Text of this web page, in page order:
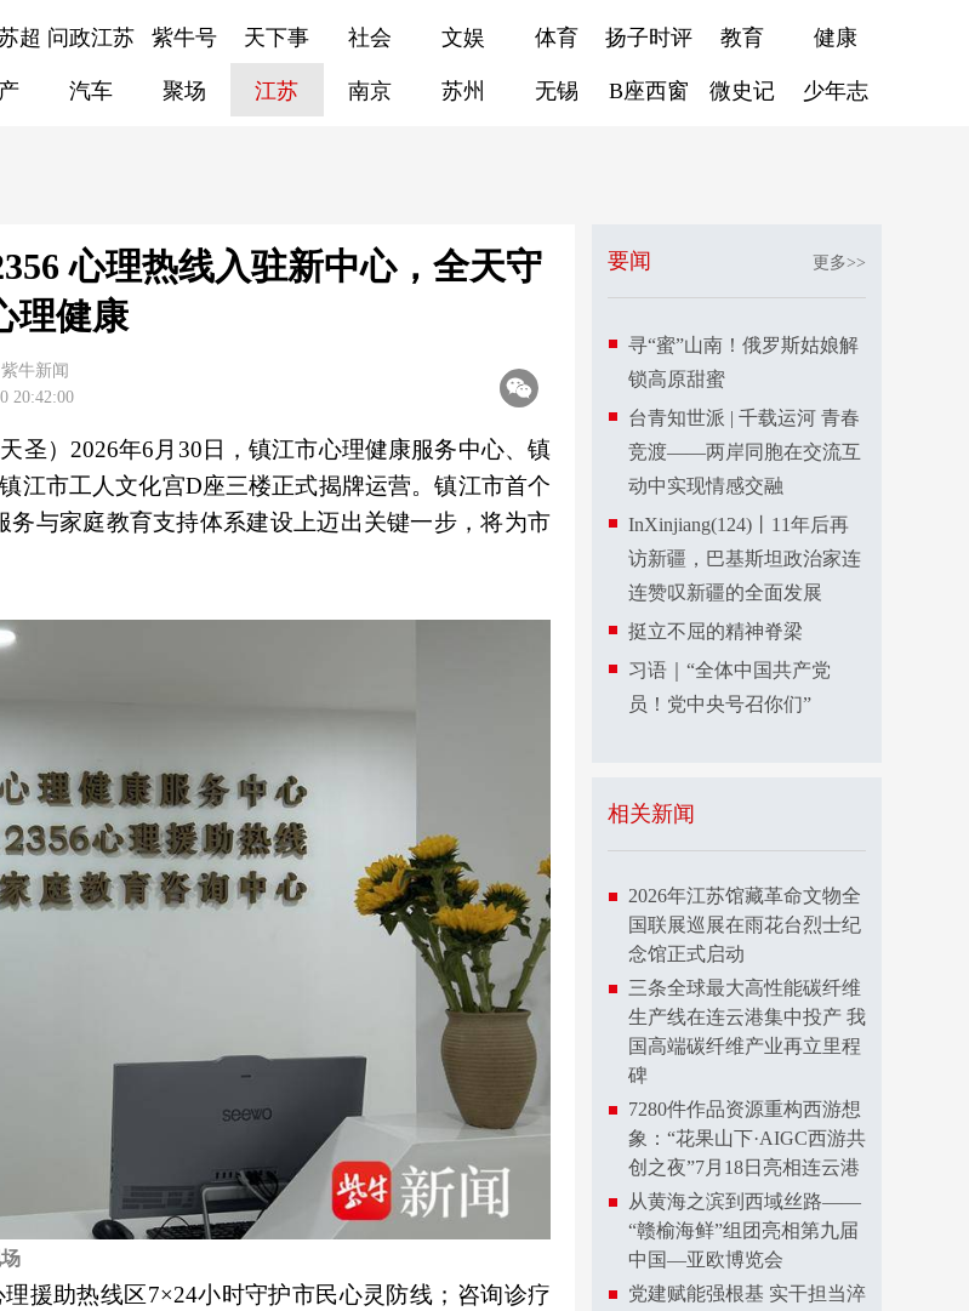
超 问政江苏 紫牛号 天下事 社会 文娱 体育 扬子时评 教育 健康
汽车 聚场 江苏 南京 苏州 无锡 B座西窗 微史记 少年志
心理热线入驻新中心，全天守
理健康
紫牛新闻
20:42:00
圣）2026年6月30日，镇江市心理健康服务中心、镇
江市工人文化宫D座三楼正式揭牌运营。镇江市首个
与家庭教育支持体系建设上迈出关键一步，将为市
援助热线区7×24小时守护市民心灵防线；咨询诊疗
要闻 更多>>
寻“蜜”山南！俄罗斯姑娘解
锁高原甜蜜
台青知世派 | 千载运河 青春
竞渡——两岸同胞在交流互
动中实现情感交融
InXinjiang(124)丨11年后再
访新疆，巴基斯坦政治家连
连赞叹新疆的全面发展
挺立不屈的精神脊梁
习语｜“全体中国共产党
员！党中央号召你们”
相关新闻
2026年江苏馆藏革命文物全
国联展巡展在雨花台烈士纪
念馆正式启动
三条全球最大高性能碳纤维
生产线在连云港集中投产 我
国高端碳纤维产业再立里程
碑
7280件作品资源重构西游想
象：“花果山下·AIGC西游共
创之夜”7月18日亮相连云港
从黄海之滨到西域丝路——
“赣榆海鲜”组团亮相第九届
中国—亚欧博览会
党建赋能强根基 实干担当淬